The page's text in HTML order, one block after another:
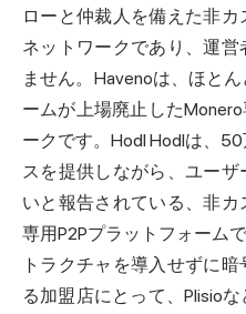
ローと仲裁人を備えた非カ
ネットワークであり、運
ません。Havenoは、ほと
ームが上場廃止した
ークです。Hodl Hodlは、
スを提供しながら、ユー
いと報告されている、非
専用P2Pプラットフォーム
トラクチャを導入せずに
る加盟店にとって、Plisio